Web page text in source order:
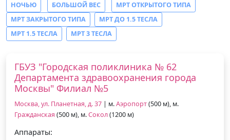
НОЧЬЮ
БОЛЬШОЙ ВЕС
МРТ ОТКРЫТОГО ТИПА
МРТ ЗАКРЫТОГО ТИПА
МРТ ДО 1.5 ТЕСЛА
МРТ 1.5 ТЕСЛА
МРТ 3 ТЕСЛА
ГБУЗ "Городская поликлиника № 62
Департамента здравоохранения города
Москвы" Филиал №5
Москва, ул. Планетная, д. 37 | м.Аэропорт(500 м), м.
Гражданская (500 м), м.Сокол(1200 м)
Аппараты: